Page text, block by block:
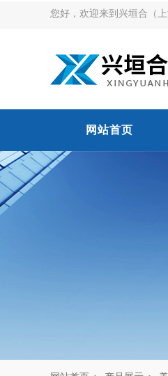
您好，欢迎来到兴垣合（
网站首页